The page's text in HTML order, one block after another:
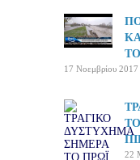
17 Νοεμβρίου
22